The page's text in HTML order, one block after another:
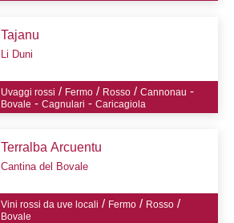
Tajanu
Li Duni
Uvaggi rossi / Fermo / Rosso /Cannonau -
Bovale -Cagnulari -Caricagiola
Terralba Arcuentu
Cantina del Bovale
Vini rossi da uve locali / Fermo / Rosso /
Bovale